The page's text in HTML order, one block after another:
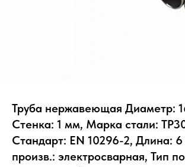
Труба нержавеющая Диаметр:
Стенка: 1 мм, Марка стали:
Стандарт: EN 10296-2, Длина:
произв.: электросварная, Тип